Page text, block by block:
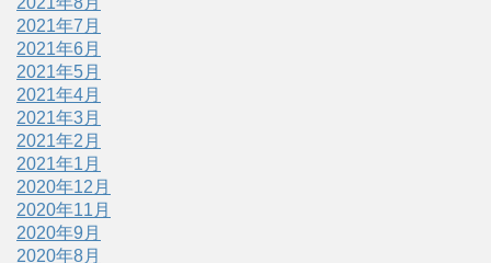
2021年7月
2021年6月
2021年5月
2021年4月
2021年3月
2021年2月
2021年1月
2020年12月
2020年11月
2020年9月
2020年8月